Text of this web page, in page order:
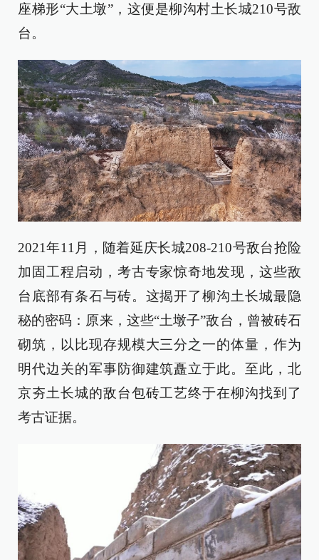
座梯形“大土墩”，这便是柳沟村土长城210号敌
台。
2021年11月，随着延庆长城208-210号敌台抢险
加固工程启动，考古专家惊奇地发现，这些敌
台底部有条石与砖。这揭开了柳沟土长城最隐
秘的密码：原来，这些“土墩子”敌台，曾被砖石
砌筑，以比现存规模大三分之一的体量，作为
明代边关的军事防御建筑矗立于此。至此，北
京夯土长城的敌台包砖工艺终于在柳沟找到了
考古证据。